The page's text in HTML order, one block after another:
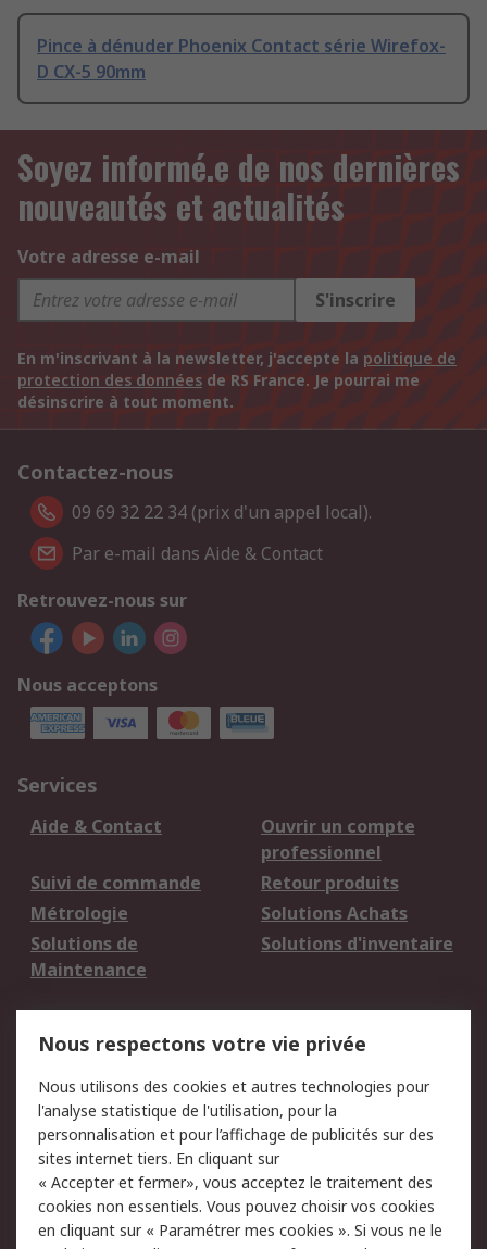
Pince à dénuder Phoenix Contact série Wirefox-
D CX-5 90mm
Soyez informé.e de nos dernières
nouveautés et actualités
Votre adresse e-mail
S'inscrire
En m'inscrivant à la newsletter, j'accepte la politique de
protection des données de RS France. Je pourrai me
désinscrire à tout moment.
Contactez-nous
09 69 32 22 34 (prix d'un appel local).
Par e-mail dans Aide & Contact
Retrouvez-nous sur
Nous acceptons
Services
Aide & Contact
Ouvrir un compte
professionnel
Suivi de commande
Retour produits
Métrologie
Solutions Achats
Solutions de
Maintenance
Solutions d'inventaire
du site
Politique de protection
des données - Mise à
jour
Sécurité des E-mails
Conditions générales
de vente
Politique anti-
corruption
Nous respectons votre vie privée
Nous utilisons des cookies et autres technologies pour
l'analyse statistique de l'utilisation, pour la
personnalisation et pour l’affichage de publicités sur des
sites internet tiers. En cliquant sur
« Accepter et fermer», vous acceptez le traitement des
cookies non essentiels. Vous pouvez choisir vos cookies
en cliquant sur « Paramétrer mes cookies ». Si vous ne le